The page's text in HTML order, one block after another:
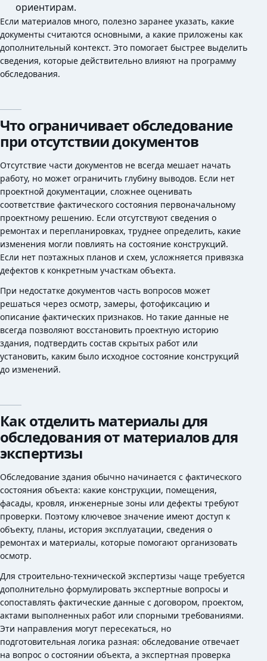
ориентирам.
Если материалов много, полезно заранее указать, какие
документы считаются основными, а какие приложены как
дополнительный контекст. Это помогает быстрее выделить
сведения, которые действительно влияют на программу
обследования.
Что ограничивает обследование
при отсутствии документов
Отсутствие части документов не всегда мешает начать
работу, но может ограничить глубину выводов. Если нет
проектной документации, сложнее оценивать
соответствие фактического состояния первоначальному
проектному решению. Если отсутствуют сведения о
ремонтах и перепланировках, труднее определить, какие
изменения могли повлиять на состояние конструкций.
Если нет поэтажных планов и схем, усложняется привязка
дефектов к конкретным участкам объекта.
При недостатке документов часть вопросов может
решаться через осмотр, замеры, фотофиксацию и
описание фактических признаков. Но такие данные не
всегда позволяют восстановить проектную историю
здания, подтвердить состав скрытых работ или
установить, каким было исходное состояние конструкций
до изменений.
Как отделить материалы для
обследования от материалов для
экспертизы
Обследование здания обычно начинается с фактического
состояния объекта: какие конструкции, помещения,
фасады, кровля, инженерные зоны или дефекты требуют
проверки. Поэтому ключевое значение имеют доступ к
объекту, планы, история эксплуатации, сведения о
ремонтах и материалы, которые помогают организовать
осмотр.
Для строительно-технической экспертизы чаще требуется
дополнительно формулировать экспертные вопросы и
сопоставлять фактические данные с договором, проектом,
актами выполненных работ или спорными требованиями.
Эти направления могут пересекаться, но
подготовительная логика разная: обследование отвечает
на вопрос о состоянии объекта, а экспертная проверка